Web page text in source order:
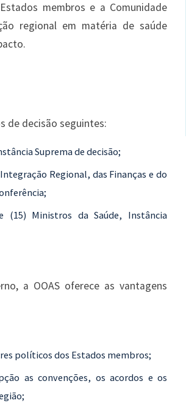
membros e a Comunidade
regional em matéria de saúde
de decisão seguintes:
Suprema de decisão;
Regional, das Finanças e do
(15) Ministros da Saúde, Instância
a OOAS oferece as vantagens
políticos dos Estados membros;
as convenções, os acordos e os